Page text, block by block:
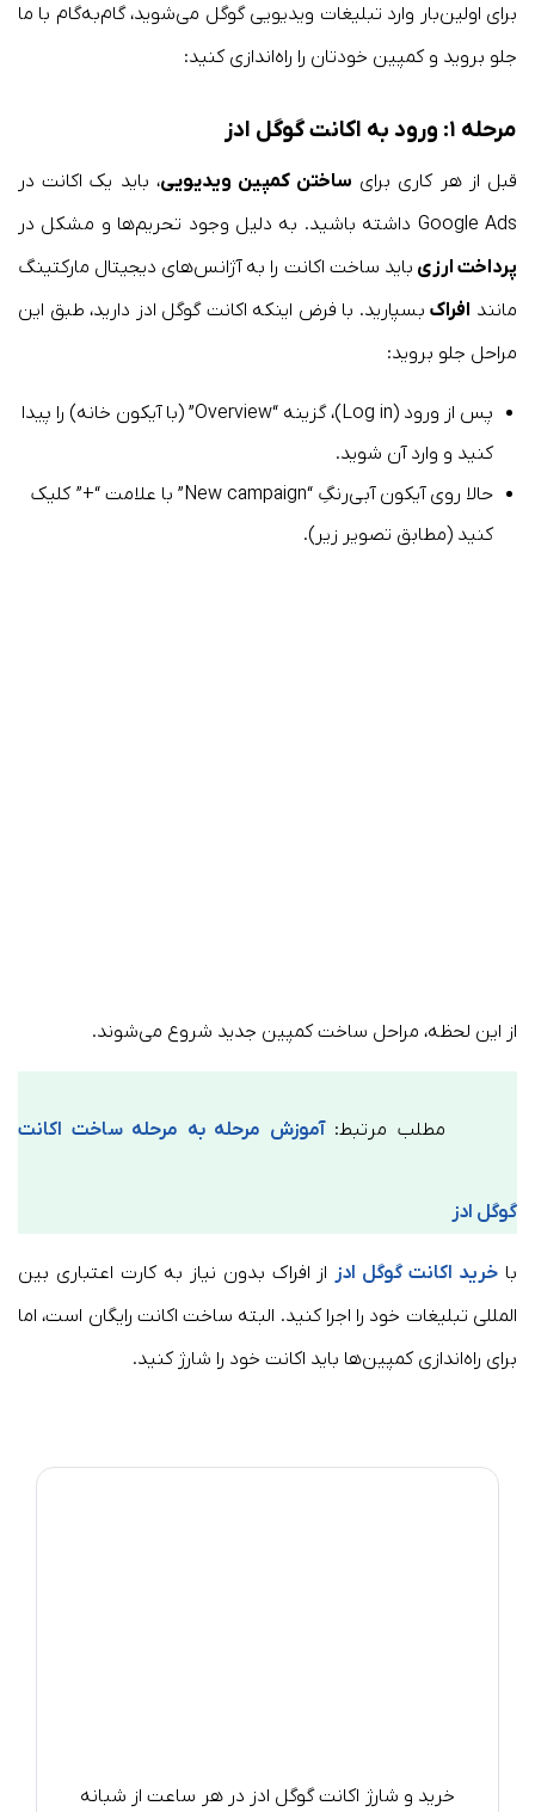
برای اولین‌بار وارد تبلیغات ویدیویی گوگل می‌شوید، گام‌به‌گام با ما
جلو بروید و کمپین خودتان را راه‌اندازی کنید:
مرحله ۱: ورود به اکانت گوگل ادز
قبل از هر کاری برای ساختن کمپین ویدیویی، باید یک اکانت در
Google Ads داشته باشید. به دلیل وجود تحریم‌ها و مشکل در
پرداخت ارزی باید ساخت اکانت را به آژانس‌های دیجیتال مارکتینگ
مانند افراک بسپارید. با فرض اینکه اکانت گوگل ادز دارید، طبق این
مراحل جلو بروید:
پس از ورود (Log in)، گزینه “Overview” (با آیکون خانه) را پیدا
کنید و وارد آن شوید.
حالا روی آیکون آبی‌رنگِ “New campaign” با علامت “+” کلیک
کنید (مطابق تصویر زیر).
از این لحظه، مراحل ساخت کمپین جدید شروع می‌شوند.
مطلب مرتبط:آموزش مرحله به مرحله ساخت اکانت
گوگل ادز
با خرید اکانت گوگل ادز از افراک بدون نیاز به کارت اعتباری بین
المللی تبلیغات خود را اجرا کنید. البته ساخت اکانت رایگان است، اما
برای راه‌اندازی کمپین‌ها باید اکانت خود را شارژ کنید.
خرید و شارژ اکانت گوگل ادز در هر ساعت از شبانه